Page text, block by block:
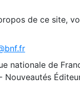
de ce site,
nationale de
Nouveautés